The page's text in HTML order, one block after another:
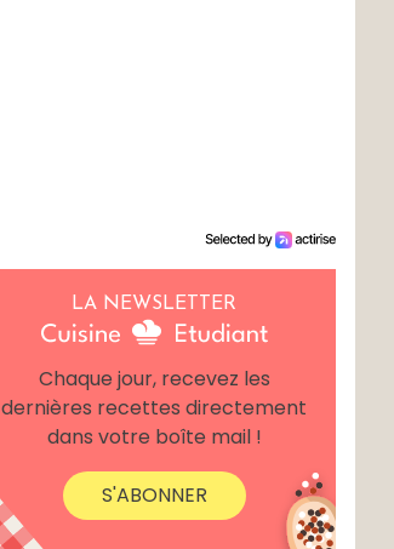
LA NEWSLETTER
Chaque jour, recevez les
dernières recettes directement
dans votre boîte mail !
S'ABONNER